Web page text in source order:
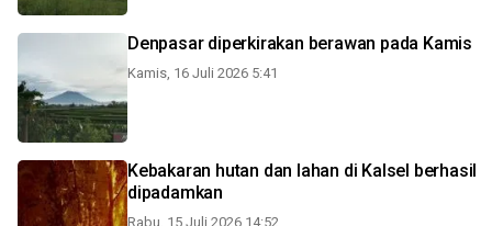
Denpasar diperkirakan berawan pada Kamis
Kamis, 16 Juli 2026 5:41
Kebakaran hutan dan lahan di Kalsel berhasil
dipadamkan
Rabu, 15 Juli 2026 14:52